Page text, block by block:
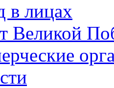
в лицах
Великой